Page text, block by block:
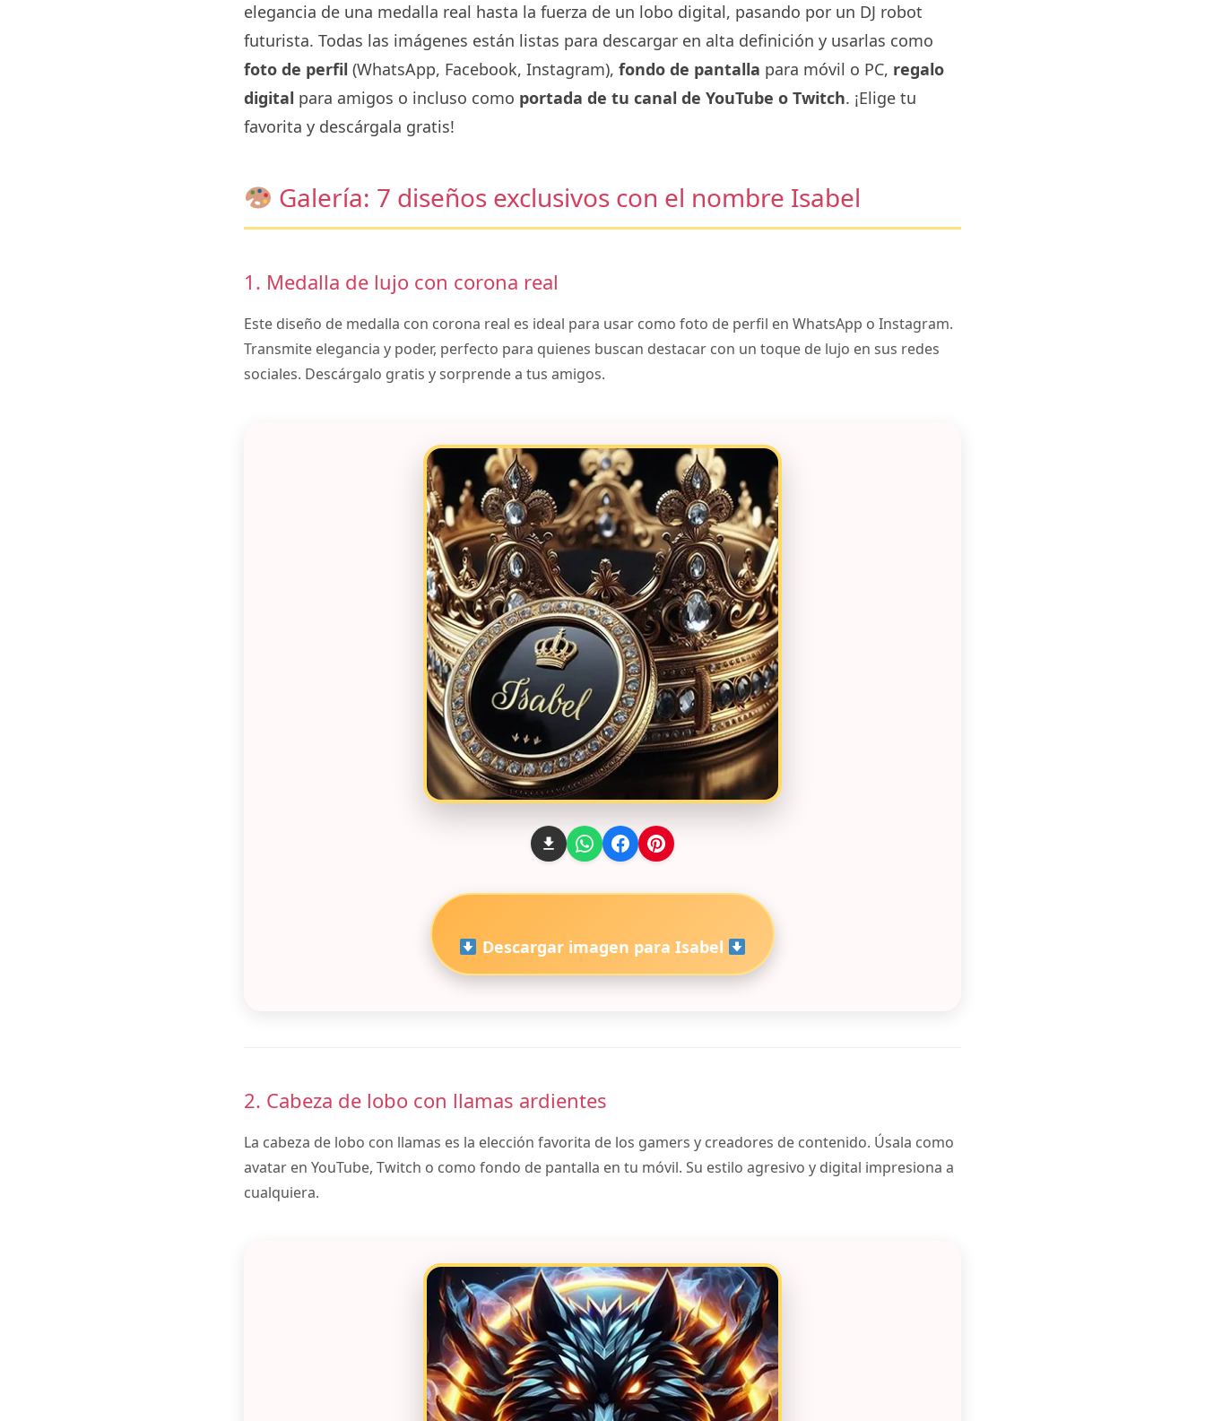
elegancia de una medalla real hasta la fuerza de un lobo digital, pasando por un DJ robot
futurista. Todas las imágenes están listas para descargar en alta definición y usarlas como
foto de perfil (WhatsApp, Facebook, Instagram), fondo de pantalla para móvil o PC, regalo
digital para amigos o incluso como portada de tu canal de YouTube o Twitch. ¡Elige tu
favorita y descárgala gratis!
Galería: 7 diseños exclusivos con el nombre Isabel
1. Medalla de lujo con corona real
Este diseño de medalla con corona real es ideal para usar como foto de perfil en WhatsApp o Instagram.
Transmite elegancia y poder, perfecto para quienes buscan destacar con un toque de lujo en sus redes
sociales. Descárgalo gratis y sorprende a tus amigos.
Descargar imagen para Isabel
2. Cabeza de lobo con llamas ardientes
La cabeza de lobo con llamas es la elección favorita de los gamers y creadores de contenido. Úsala como
avatar en YouTube, Twitch o como fondo de pantalla en tu móvil. Su estilo agresivo y digital impresiona a
cualquiera.